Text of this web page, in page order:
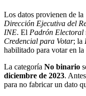
Los datos provienen de la
Dirección Ejecutiva del
INE. El Padrón Electoral
Credencial para Votar; la
habilitado para votar en
La categoría No binario
diciembre de 2023.
para no fabricar un dato